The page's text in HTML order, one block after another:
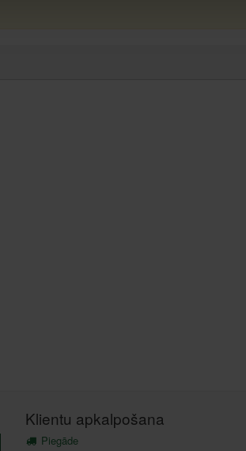
Klientu apkalpošana
Piegāde